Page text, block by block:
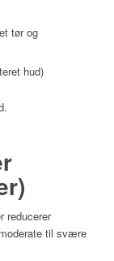
tør og
hud)
reducerer
til svære